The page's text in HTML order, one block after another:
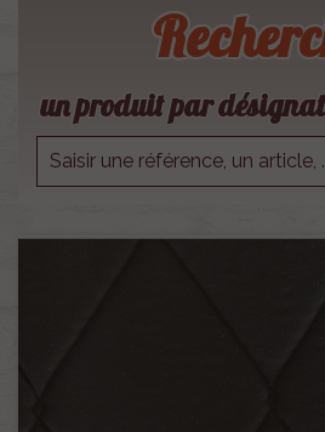
un produit par